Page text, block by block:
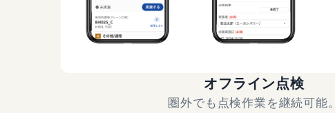
オフライン点検
圏外でも点検作業を継続可能。